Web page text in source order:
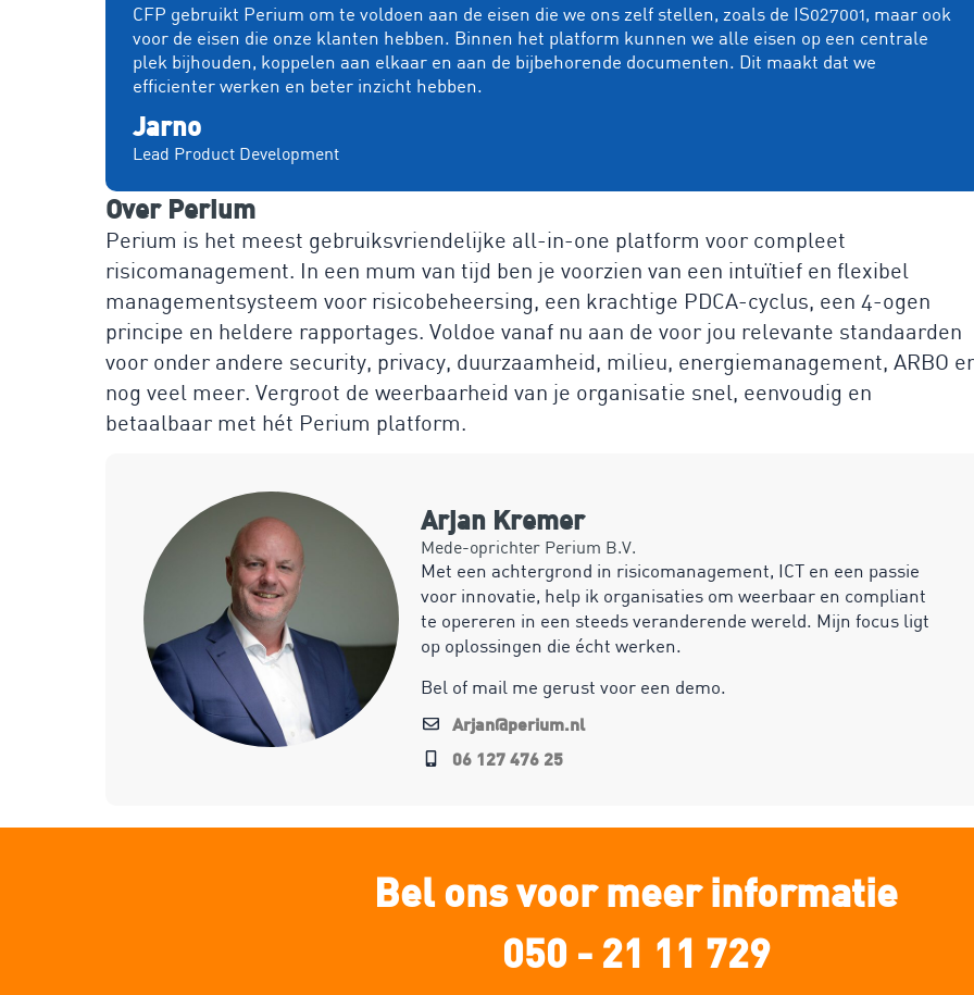
CFP gebruikt Perium om te voldoen aan de eisen die we ons zelf stellen, zoals de IS027001, maar ook
voor de eisen die onze klanten hebben. Binnen het platform kunnen we alle eisen op een centrale
plek bijhouden, koppelen aan elkaar en aan de bijbehorende documenten. Dit maakt dat we
efficienter werken en beter inzicht hebben.
Jarno
Lead Product Development
Over Perium
Perium is het meest gebruiksvriendelijke all-in-one platform voor compleet
risicomanagement. In een mum van tijd ben je voorzien van een intuïtief en flexibel
managementsysteem voor risicobeheersing, een krachtige PDCA-cyclus, een 4-ogen
principe en heldere rapportages. Voldoe vanaf nu aan de voor jou relevante standaarden
voor onder andere security, privacy, duurzaamheid, milieu, energiemanagement, ARBO
nog veel meer. Vergroot de weerbaarheid van je organisatie snel, eenvoudig en
betaalbaar met hét Perium platform.
Arjan Kremer
Mede-oprichter Perium B.V.
Met een achtergrond in risicomanagement, ICT en een passie
voor innovatie, help ik organisaties om weerbaar en compliant
te opereren in een steeds veranderende wereld. Mijn focus ligt
op oplossingen die écht werken.
Bel of mail me gerust voor een demo.
Arjan@perium.nl
06 127 476 25
Bel ons voor meer informatie
050 - 21 11 729